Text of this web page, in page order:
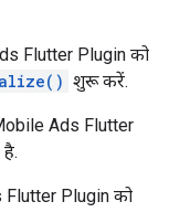
Flutter Plugin को
शुरू करें.
Ads Flutter
Flutter Plugin को